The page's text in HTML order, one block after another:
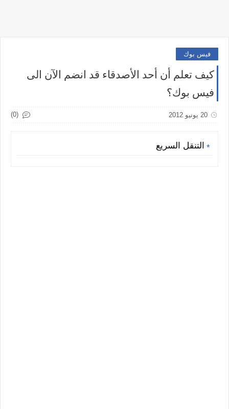
فيس بوك
كيف تعلم أن أحد الأصدقاء قد انضم الآن الى
فيس بوك؟
20 يونيو 2012 (0)
التنقل السريع